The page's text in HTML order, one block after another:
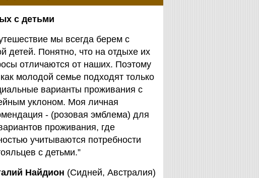
с детьми
мы всегда берем с
детей. Понятно, что на отдыхе их
отличаются от наших. Поэтому
молодой семье подходят только
варианты проживания с
уклоном. Моя личная
- (розовая эмблема) для
проживания, где
учитываются потребности
с детьми.”
Найдион (Сидней, Австралия)